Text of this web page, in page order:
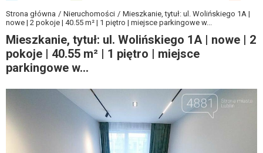
Strona główna Nieruchomości
Mieszkanie, tytuł: ul. Wolińskiego 1A |
nowe | 2 pokoje | 40.55 m² | 1 piętro | miejsce parkingowe w...
Mieszkanie, tytuł: ul. Wolińskiego 1A | nowe | 2
pokoje | 40.55 m² | 1 piętro | miejsce
parkingowe w...